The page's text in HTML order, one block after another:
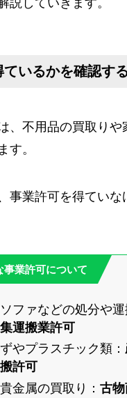
説していきます。
いるかを確認す
、不用品の買取りや
す。
事業許可を得ていな
事業許可について
ファなどの処分や運
運搬業許可
やプラスチック類：
許可
金属の買取り： 古